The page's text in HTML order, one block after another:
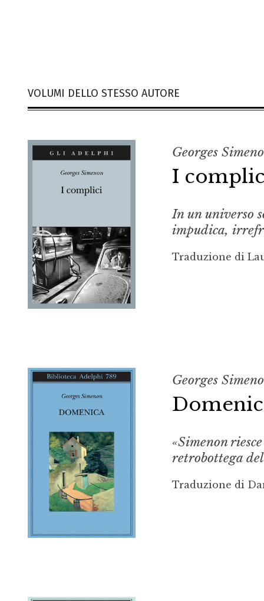
VOLUMI DELLO STESSO AUTORE
Georges
I
In un universo
impudica,
Traduzione di
Georges
«Simenon
retrobottega
Traduzione di